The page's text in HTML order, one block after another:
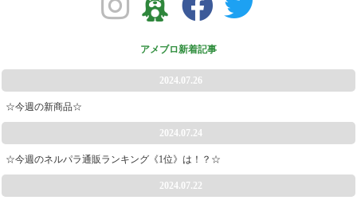
アメブロ新着記事
2024.07.26
☆今週の新商品☆
2024.07.24
☆今週のネルパラ通販ランキング《1位》は！？☆
2024.07.22